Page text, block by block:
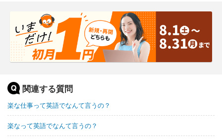
関連する質問
楽な仕事って英語でなんて言うの？
楽なって英語でなんて言うの？